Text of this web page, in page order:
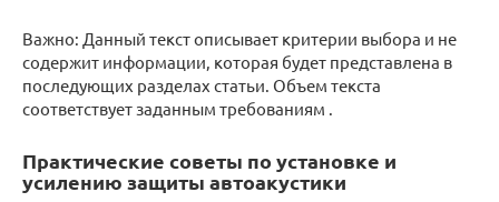
Важно: Данный текст описывает критерии выбора и не
содержит информации, которая будет представлена в
последующих разделах статьи. Объем текста
соответствует заданным требованиям .
Практические советы по установке и
усилению защиты автоакустики